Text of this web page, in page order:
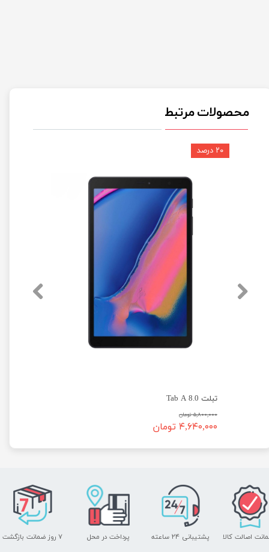
محصولات مرتبط
تبلت Tab A 8.0
۵,۸۰۰,۰۰۰ تومان
۴,۶۴۰,۰۰۰ تومان
۲۰ درصد
اصالت کالا ۷ روز ضمانت بازگشت پرداخت در محل پشتیبانی ۲۴ ساعته